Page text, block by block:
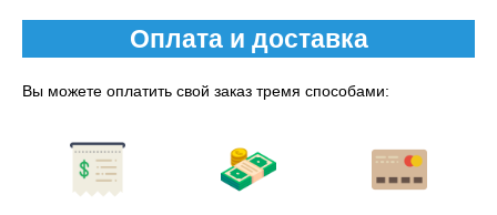
Оплата и доставка
Вы можете оплатить свой заказ тремя способами: